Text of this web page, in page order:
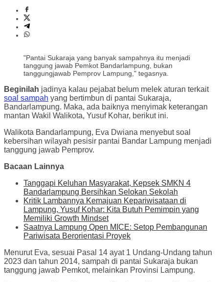
"Pantai Sukaraja yang banyak sampahnya itu menjadi
tanggung jawab Pemkot Bandarlampung, bukan
tanggungjawab Pemprov Lampung," tegasnya.
Beginilah jadinya kalau pejabat belum melek aturan terkait
soal sampah yang bertimbun di pantai Sukaraja,
Bandarlampung. Maka, ada baiknya menyimak keterangan
mantan Wakil Walikota, Yusuf Kohar, berikut ini.
Walikota Bandarlampung, Eva Dwiana menyebut soal
kebersihan wilayah pesisir pantai Bandar Lampung menjadi
tanggung jawab Pemprov.
Bacaan Lainnya
Tanggapi Keluhan Masyarakat, Kepsek SMKN 4
Bandarlampung Bersihkan Selokan Sekolah
Kritik Lambannya Kemajuan Kepariwisataan di
Lampung, Yusuf Kohar: Kita Butuh Pemimpin yang
Memiliki Growth Mindset
Saatnya Lampung Open MICE: Setop Pembangunan
Pariwisata Berorientasi Proyek
Menurut Eva, sesuai Pasal 14 ayat 1 Undang-Undang tahun
2023 dan tahun 2014, sampah di pantai Sukaraja bukan
tanggung jawab Pemkot, melainkan Provinsi Lampung.